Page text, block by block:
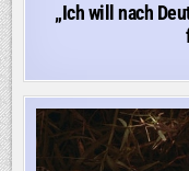
„Ich will nach